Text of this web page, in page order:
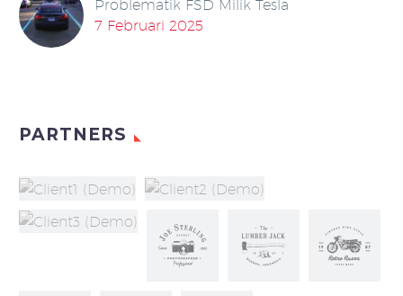
Problematik FSD Milik Tesla
7 Februari 2025
PARTNERS